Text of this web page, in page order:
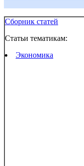
Сборник статей
Статьи тематикам:
Экономика